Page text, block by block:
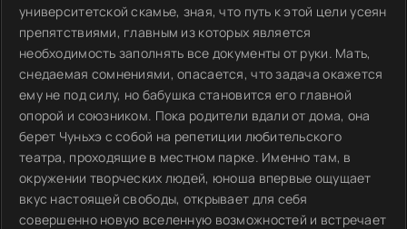
университетской скамье, зная, что путь к этой цели усеян
препятствиями, главным из которых является
необходимость заполнять все документы от руки. Мать,
снедаемая сомнениями, опасается, что задача окажется
ему не под силу, но бабушка становится его главной
опорой и союзником. Пока родители вдали от дома, она
берет Чуньхэ с собой на репетиции любительского
театра, проходящие в местном парке. Именно там, в
окружении творческих людей, юноша впервые ощущает
вкус настоящей свободы, открывает для себя
совершенно новую вселенную возможностей и встречает